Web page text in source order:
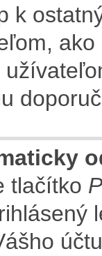
k
tlačítko